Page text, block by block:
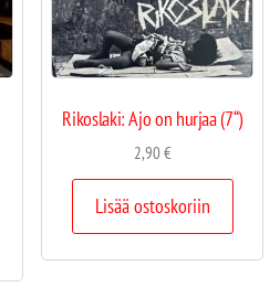
Rikoslaki: Ajo on hurjaa (7“)
2,90€
Lisää ostoskoriin